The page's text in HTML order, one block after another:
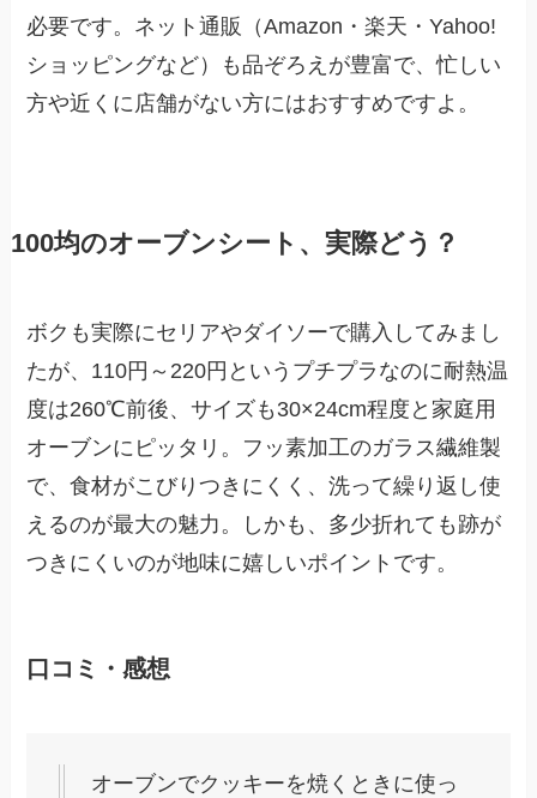
必要です。ネット通販（Amazon・楽天・Yahoo!
ショッピングなど）も品ぞろえが豊富で、忙しい
方や近くに店舗がない方にはおすすめですよ。
100均のオーブンシート、実際どう？
ボクも実際にセリアやダイソーで購入してみまし
たが、110円～220円というプチプラなのに耐熱温
度は260℃前後、サイズも30×24cm程度と家庭用
オーブンにピッタリ。フッ素加工のガラス繊維製
で、食材がこびりつきにくく、洗って繰り返し使
えるのが最大の魅力。しかも、多少折れても跡が
つきにくいのが地味に嬉しいポイントです。
口コミ・感想
オーブンでクッキーを焼くときに使っ